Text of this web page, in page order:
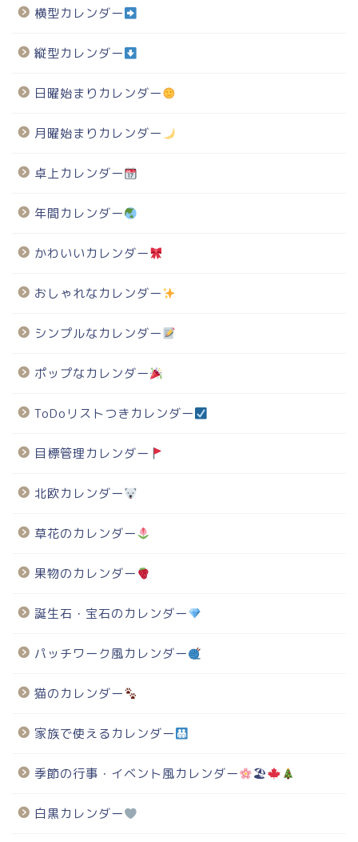
横型カレンダー
縦型カレンダー
日曜始まりカレンダー
月曜始まりカレンダー
卓上カレンダー
年間カレンダー
かわいいカレンダー
おしゃれなカレンダー
シンプルなカレンダー
ポップなカレンダー
ToDoリストつきカレンダー
目標管理カレンダー
北欧カレンダー
草花のカレンダー
果物のカレンダー
誕生石・宝石のカレンダー
パッチワーク風カレンダー
猫のカレンダー
家族で使えるカレンダー
季節の行事・イベント風カレンダー 🏖
白黒カレンダー